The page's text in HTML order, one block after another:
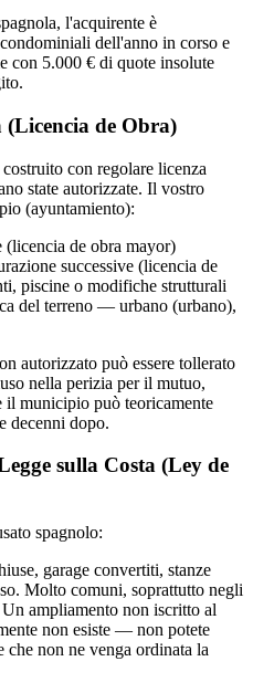
l'acquirente è
dell'anno in corso e
con 5.000 € di quote insolute
de Obra)
con regolare licenza
state autorizzate. Il vostro
(ayuntamiento):
de obra mayor)
successive (licencia de
piscine o modifiche strutturali
del terreno — urbano (urbano),
autorizzato può essere tollerato
nella perizia per il mutuo,
il municipio può teoricamente
decenni dopo.
sulla Costa (Ley de
spagnolo:
garage convertiti, stanze
Molto comuni, soprattutto negli
ampliamento non iscritto al
non esiste — non potete
che non ne venga ordinata la